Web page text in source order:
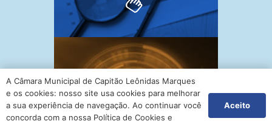
A Câmara Municipal de Capitão Leônidas Marques
e os cookies: nosso site usa cookies para melhorar
a sua experiência de navegação. Ao continuar você
concorda com a nossa Política de Cookies e
Aceito